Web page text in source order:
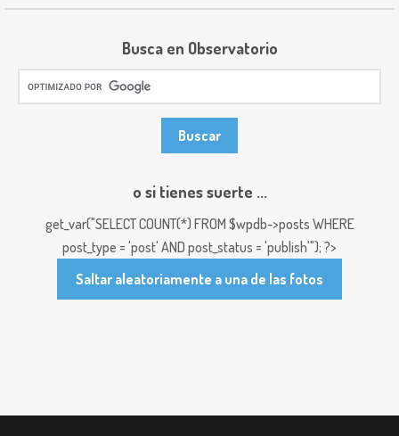
Busca en Observatorio
o si tienes suerte ...
get_var("SELECT COUNT(*) FROM $wpdb->posts WHERE
post_type = 'post' AND post_status = 'publish'"); ?>
Saltar aleatoriamente a una de las fotos